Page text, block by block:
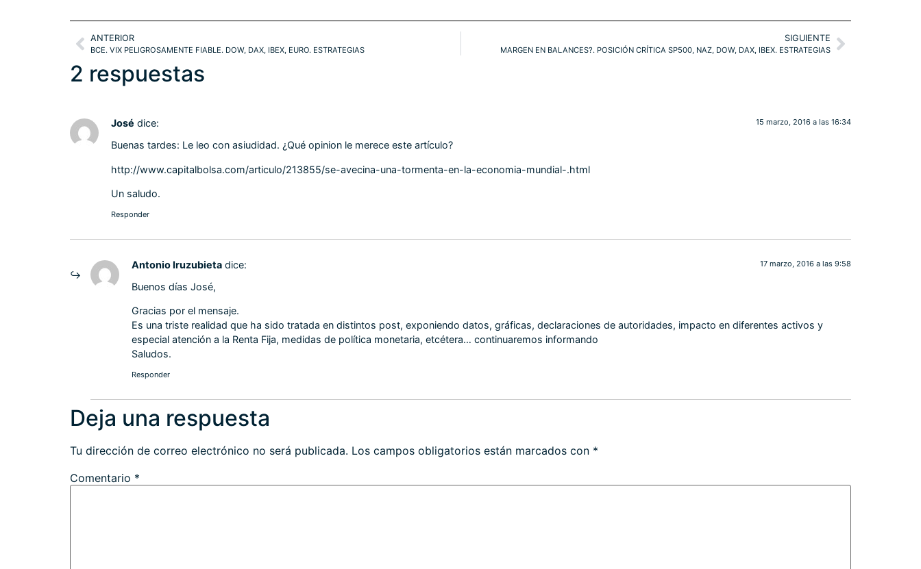
ANTERIOR
BCE. VIX PELIGROSAMENTE FIABLE. DOW, DAX, IBEX, EURO. ESTRATEGIAS
SIGUIENTE
MARGEN EN BALANCES?. POSICIÓN CRÍTICA SP500, NAZ, DOW, DAX, IBEX. ESTRATEGIAS
2 respuestas
José dice: 15 marzo, 2016 a las 16:34
Buenas tardes: Le leo con asiudidad. ¿Qué opinion le merece este artículo?
http://www.capitalbolsa.com/articulo/213855/se-avecina-una-tormenta-en-la-economia-mundial-.html
Un saludo.
Responder
Antonio Iruzubieta dice: 17 marzo, 2016 a las 9:58
Buenos días José,
Gracias por el mensaje.
Es una triste realidad que ha sido tratada en distintos post, exponiendo datos, gráficas, declaraciones de autoridades, impacto en diferentes activos y
especial atención a la Renta Fija, medidas de política monetaria, etcétera… continuaremos informando
Saludos.
Responder
Deja una respuesta
Tu dirección de correo electrónico no será publicada. Los campos obligatorios están marcados con *
Comentario *